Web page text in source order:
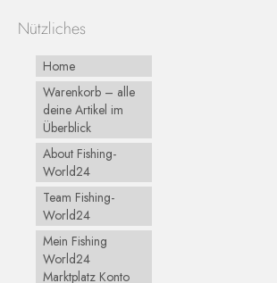
Nützliches
Home
Warenkorb – alle
deine Artikel im
Überblick
About Fishing-
World24
Team Fishing-
World24
Mein Fishing
World24
Marktplatz Konto